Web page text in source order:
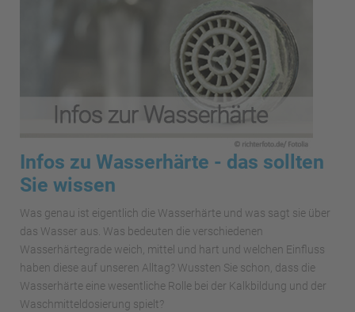
Infos zu Wasserhärte - das sollten
Sie wissen
Was genau ist eigentlich die Wasserhärte und was sagt sie über
das Wasser aus. Was bedeuten die verschiedenen
Wasserhärtegrade weich, mittel und hart und welchen Einfluss
haben diese auf unseren Alltag? Wussten Sie schon, dass die
Wasserhärte eine wesentliche Rolle bei der Kalkbildung und der
Waschmitteldosierung spielt?